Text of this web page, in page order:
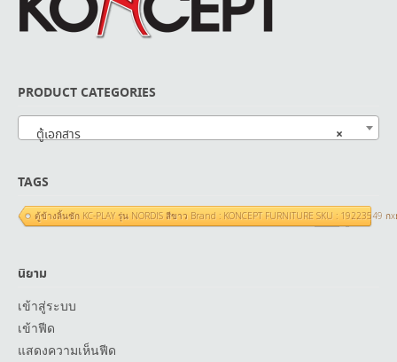
PRODUCT CATEGORIES
×
ตู้เอกสาร
TAGS
ตู้ข้างลิ้นชัก KC-PLAY รุ่น NORDIS สีขาว Brand : KONCEPT FURNITURE SKU : 19223549 ก
นิยาม
เข้าสู่ระบบ
เข้าฟีด
แสดงความเห็นฟีด